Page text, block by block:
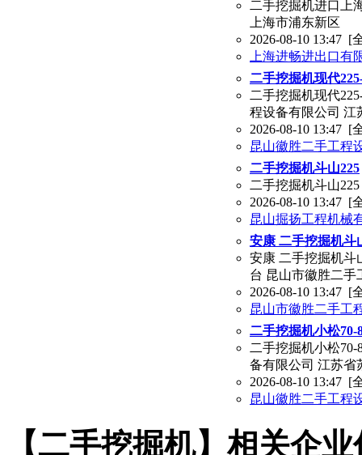
二手挖掘机进口上
上海市浦东新区
2026-08-10 13:47 [
上海进畅进出口有
二手挖掘机现代
二手挖掘机现代
程设备有限公司 江
2026-08-10 13:47 [
昆山徽胜二手工程
二手挖掘机斗山225
二手挖掘机斗山
2026-08-10 13:47 [
昆山掘扬工程机械
安康 二手挖掘机斗
安康 二手挖掘机斗
台 昆山市徽胜二手
2026-08-10 13:47 [
昆山市徽胜二手工
二手挖掘机小松
二手挖掘机小松
备有限公司 江苏省
2026-08-10 13:47 [
昆山徽胜二手工程
【二手挖掘机】相关企